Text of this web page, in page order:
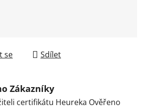
se Sdílet
Zákazníky
certifikátu Heureka Ověřeno